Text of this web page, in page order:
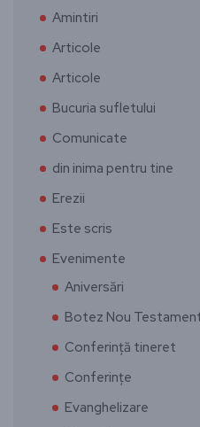
Amintiri
Articole
Articole
Bucuria sufletului
Comunicate
din inima pentru tine
Erezii
Este scris
Evenimente
Aniversări
Botez Nou
Conferință tineret
Conferințe
Evanghelizare